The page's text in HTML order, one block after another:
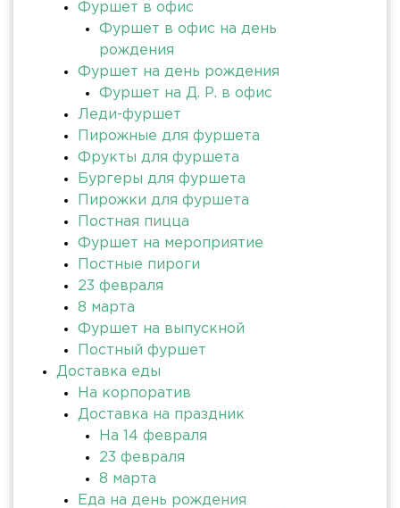
Фуршет в офис
Фуршет в офис на день
рождения
Фуршет на день рождения
Фуршет на Д. Р. в офис
Леди-фуршет
Пирожные для фуршета
Фрукты для фуршета
Бургеры для фуршета
Пирожки для фуршета
Постная пицца
Фуршет на мероприятие
Постные пироги
23 февраля
8 марта
Фуршет на выпускной
Постный фуршет
Доставка еды
На корпоратив
Доставка на праздник
На 14 февраля
23 февраля
8 марта
Еда на день рождения